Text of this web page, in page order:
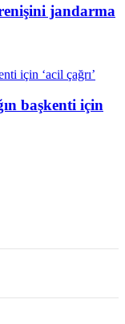
jandarma
başkenti için